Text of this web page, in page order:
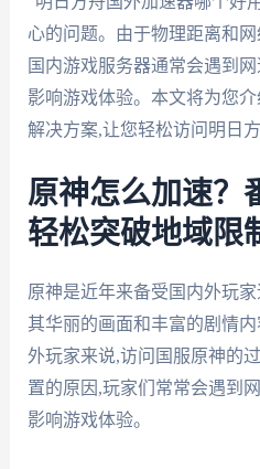
心的问题。由于物理距离和
国内游戏服务器通常会遇到
影响游戏体验。本文将为您
解决方案,让您轻松访问明日
原神怎么加速？
轻松突破地域限
原神是近年来备受国内外玩
其华丽的画面和丰富的剧情
外玩家来说,访问国服原神的
置的原因,玩家们常常会遇到
影响游戏体验。